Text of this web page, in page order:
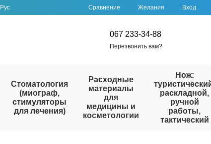
Рус Сравнение Желания Вход
067 233-34-88
Перезвонить вам?
Стоматология
(миограф,
стимуляторы
для лечения)
Расходные
материалы
для
медицины и
косметологии
Нож:
раскладной,
ручной
работы,
тактический